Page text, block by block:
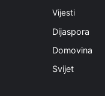
Vijesti
Dijaspora
Domovina
Svijet